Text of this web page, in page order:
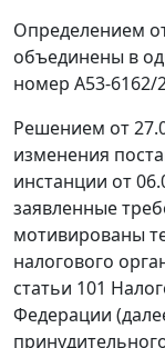
Определением
объединены в
номер А53-6162/
Решением от
изменения
инстанции от
заявленные
мотивированы
налогового
статьи 101
Федерации